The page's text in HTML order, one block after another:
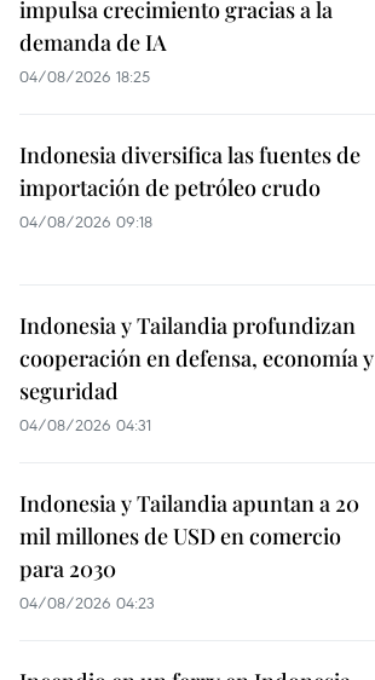
impulsa crecimiento gracias a la
demanda de IA
04/08/2026 18:25
Indonesia diversifica las fuentes de
importación de petróleo crudo
04/08/2026 09:18
Indonesia y Tailandia profundizan
cooperación en defensa, economía y
seguridad
04/08/2026 04:31
Indonesia y Tailandia apuntan a 20
mil millones de USD en comercio
para 2030
04/08/2026 04:23